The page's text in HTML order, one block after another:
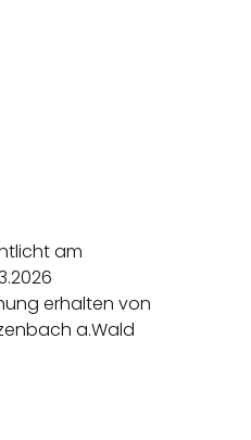
am
erhalten von
a.Wald